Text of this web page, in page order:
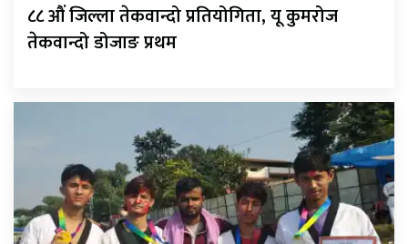
८८ औं जिल्ला तेकवान्दो प्रतियोगिता, यू कुमरोज
तेकवान्दो डोजाङ प्रथम